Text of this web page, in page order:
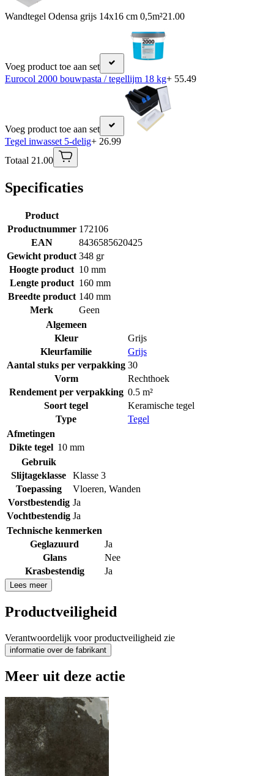
Wandtegel Odensa grijs 14x16 cm 0,5m²21.00
Voeg product toe aan set
Eurocol 2000 bouwpasta / tegellijm 18 kg+ 55.49
Voeg product toe aan set
Tegel inwasset 5-delig+ 26.99
Totaal 21.00
Specificaties
Product
Productnummer 172106
EAN
8436585620425
Gewicht product 348 gr
Hoogte product 10 mm
Lengte product 160 mm
Breedte product 140 mm
Merk
Geen
Algemeen
Kleur
Grijs
Kleurfamilie
Grijs
Aantal stuks per verpakking 30
Vorm
Rechthoek
Rendement per verpakking 0.5 m²
Soort tegel
Keramische tegel
Type
Tegel
Afmetingen
Dikte tegel 10 mm
Gebruik
Slijtageklasse
Klasse 3
Toepassing
Vloeren, Wanden
Vorstbestendig Ja
Vochtbestendig Ja
Technische kenmerken
Geglazuurd
Ja
Glans
Nee
Krasbestendig
Ja
Lees meer
Productveiligheid
Verantwoordelijk voor productveiligheid zie
informatie over de fabrikant
Meer uit deze actie